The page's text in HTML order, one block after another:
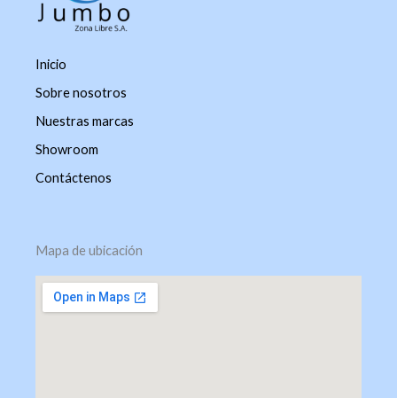
Inicio
Sobre nosotros
Nuestras marcas
Showroom
Contáctenos
Mapa de ubicación